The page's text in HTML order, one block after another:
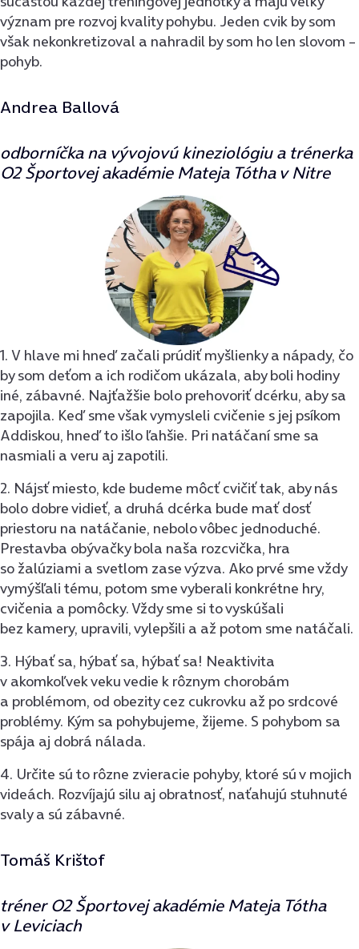
význam pre rozvoj kvality pohybu. Jeden cvik by som
však nekonkretizoval a nahradil by som ho len slovom –
pohyb.
Andrea Ballová
odborníčka na vývojovú kineziológiu a trénerka
O2 Športovej akadémie Mateja Tótha v Nitre
1. V hlave mi hneď začali prúdiť myšlienky a nápady, čo
by som deťom a ich rodičom ukázala, aby boli hodiny
iné, zábavné. Najťažšie bolo prehovoriť dcérku, aby sa
zapojila. Keď sme však vymysleli cvičenie s jej psíkom
Addiskou, hneď to išlo ľahšie. Pri natáčaní sme sa
nasmiali a veru aj zapotili.
2. Nájsť miesto, kde budeme môcť cvičiť tak, aby nás
bolo dobre vidieť, a druhá dcérka bude mať dosť
priestoru na natáčanie, nebolo vôbec jednoduché.
Prestavba obývačky bola naša rozcvička, hra
so žalúziami a svetlom zase výzva. Ako prvé sme vždy
vymýšľali tému, potom sme vyberali konkrétne hry,
cvičenia a pomôcky. Vždy sme si to vyskúšali
bez kamery, upravili, vylepšili a až potom sme natáčali.
3. Hýbať sa, hýbať sa, hýbať sa! Neaktivita
v akomkoľvek veku vedie k rôznym chorobám
a problémom, od obezity cez cukrovku až po srdcové
problémy. Kým sa pohybujeme, žijeme. S pohybom sa
spája aj dobrá nálada.
4. Určite sú to rôzne zvieracie pohyby, ktoré sú v mojich
videách. Rozvíjajú silu aj obratnosť, naťahujú stuhnuté
svaly a sú zábavné.
Tomáš Krištof
tréner O2 Športovej akadémie Mateja Tótha
v Leviciach